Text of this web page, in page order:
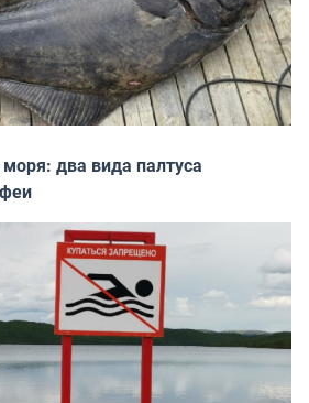
два вида палтуса